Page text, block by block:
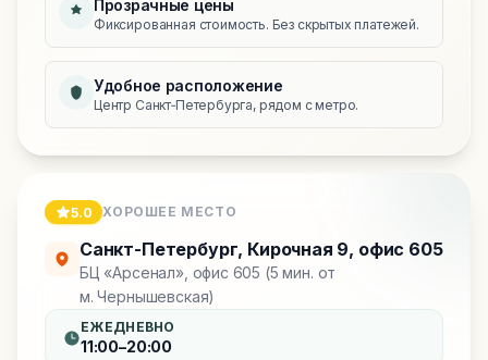
Прозрачные цены
Фиксированная стоимость. Без скрытых платежей.
Удобное расположение
Центр Санкт‑Петербурга, рядом с метро.
5.0 ХОРОШЕЕ МЕСТО
Санкт-Петербург, Кирочная 9, офис 605
БЦ «Арсенал», офис 605 (5 мин. от
м. Чернышевская)
ЕЖЕДНЕВНО
11:00–20:00